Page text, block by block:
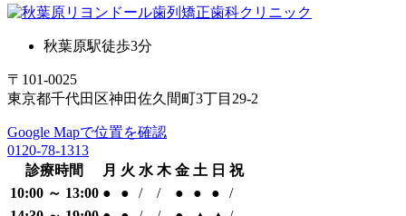
秋葉原駅徒歩3分
〒101-0025
東京都千代田区神田佐久間町3丁目29-2
Google Mapで位置を確認
0120-78-1313
診療時間
月 火 水 木 金 土 日 祝
10:00 ～ 13:00 ● ● / / ● ● ●
/